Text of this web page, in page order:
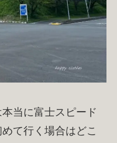
当に富士スピード
て行く場合はどこ